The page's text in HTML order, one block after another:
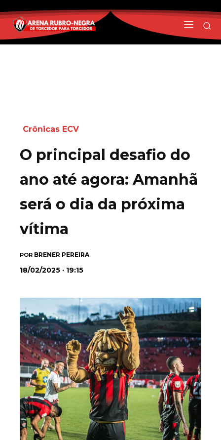
Crônicas ECV
O principal desafio do
ano até agora: Amanhã
será o dia da próxima
vítima
POR BRENER PEREIRA
18/02/2025 · 19:15